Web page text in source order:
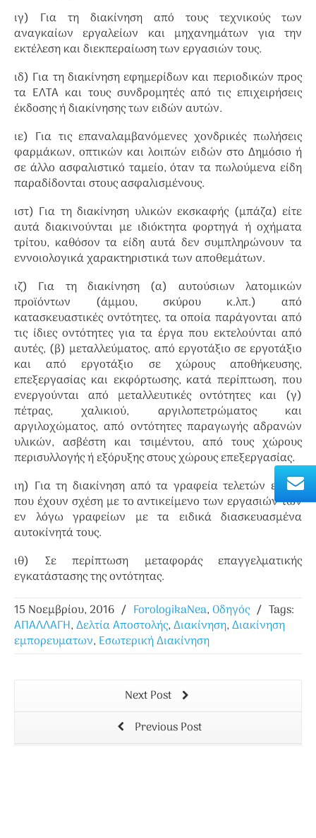
ιγ) Για τη διακίνηση από τους τεχνικούς των
αναγκαίων εργαλείων και μηχανημάτων για την
εκτέλεση και διεκπεραίωση των εργασιών τους.
ιδ) Για τη διακίνηση εφημερίδων και περιοδικών προς
τα ΕΛΤΑ και τους συνδρομητές από τις επιχειρήσεις
έκδοσης ή διακίνησης των ειδών αυτών.
ιε) Για τις επαναλαμβανόμενες χονδρικές πωλήσεις
φαρμάκων, οπτικών και λοιπών ειδών στο Δημόσιο ή
σε άλλο ασφαλιστικό ταμείο, όταν τα πωλούμενα είδη
παραδίδονται στους ασφαλισμένους.
ιστ) Για τη διακίνηση υλικών εκσκαφής (μπάζα) είτε
αυτά διακινούνται με ιδιόκτητα φορτηγά ή οχήματα
τρίτου, καθόσον τα είδη αυτά δεν συμπληρώνουν τα
εννοιολογικά χαρακτηριστικά των αποθεμάτων.
ιζ) Για τη διακίνηση (α) αυτούσιων λατομικών
προϊόντων (άμμου, σκύρου κ.λπ.) από
κατασκευαστικές οντότητες, τα οποία παράγονται από
τις ίδιες οντότητες για τα έργα που εκτελούνται από
αυτές, (β) μεταλλεύματος, από εργοτάξιο σε εργοτάξιο
και από εργοτάξιο σε χώρους αποθήκευσης,
επεξεργασίας και εκφόρτωσης, κατά περίπτωση, που
ενεργούνται από μεταλλευτικές οντότητες και (γ)
πέτρας, χαλικιού, αργιλοπετρώματος και
αργιλοχώματος, από οντότητες παραγωγής αδρανών
υλικών, ασβέστη και τσιμέντου, από τους χώρους
περισυλλογής ή εξόρυξης στους χώρους επεξεργασίας.
ιη) Για τη διακίνηση από τα γραφεία τελετών ειδών
που έχουν σχέση με το αντικείμενο των εργασιών των
εν λόγω γραφείων με τα ειδικά διασκευασμένα
αυτοκίνητά τους.
ιθ) Σε περίπτωση μεταφοράς επαγγελματικής
εγκατάστασης της οντότητας.
15 Νοεμβρίου, 2016 / ForologikaNea, Οδηγός / Tags:
ΑΠΑΛΛΑΓΗ,Δελτία Αποστολής,Διακίνηση,Διακίνηση
εμπορευματων, Εσωτερική Διακίνηση
Next Post
Previous Post